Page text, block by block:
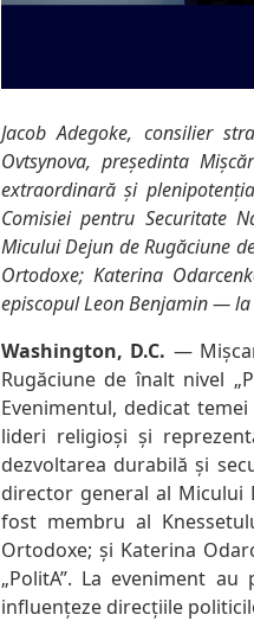
Jacob Adegoke, consilier
Ovtsynova, președinta
extraordinară și
Comisiei pentru Securitate
Micului Dejun de Rugăciune
Ortodoxe; Katerina
episcopul Leon Benjamin — la
Washington, D.C. —
Rugăciune de înalt nivel
Evenimentul, dedicat
lideri religioși și
dezvoltarea durabilă și
director general al Micului
fost membru al
Ortodoxe; și Katerina
„PolitA”. La eveniment
influențeze direcțiile